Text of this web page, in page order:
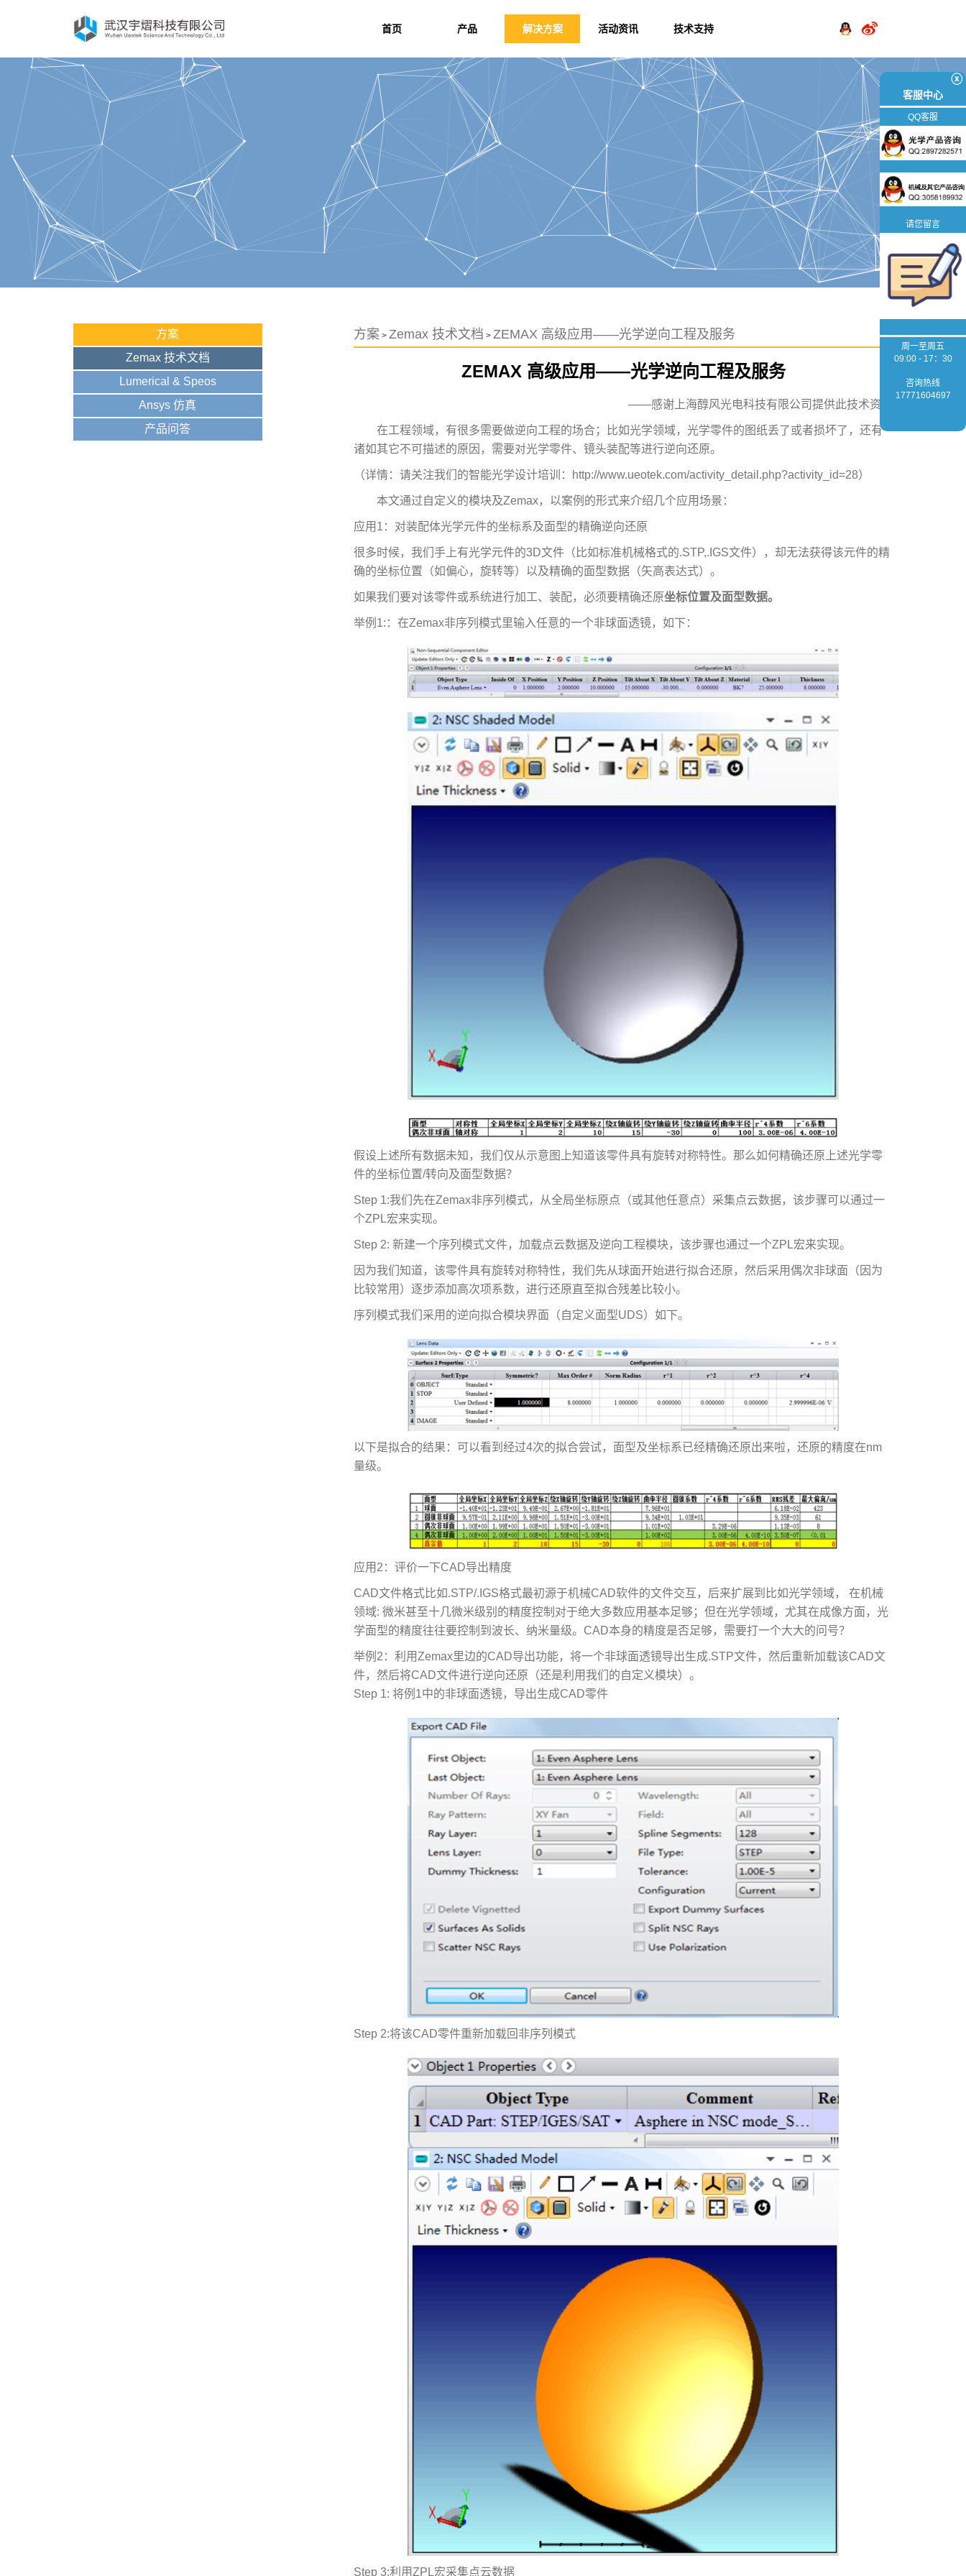
首页 产品 解决方案 活动资讯 技术支持
方案
Zemax 技术文档
Lumerical & Speos
Ansys 仿真
产品问答
方案 > Zemax 技术文档 > ZEMAX 高级应用——光学逆向工程及服务
ZEMAX 高级应用——光学逆向工程及服务
——感谢上海醇风光电科技有限公司提供此技术资料
在工程领域，有很多需要做逆向工程的场合；比如光学领域，光学零件的图纸丢了或者损坏了，还有
诸如其它不可描述的原因，需要对光学零件、镜头装配等进行逆向还原。
（详情：请关注我们的智能光学设计培训：http://www.ueotek.com/activity_detail.php?activity_id=28）
本文通过自定义的模块及Zemax，以案例的形式来介绍几个应用场景：
应用1：对装配体光学元件的坐标系及面型的精确逆向还原
很多时候，我们手上有光学元件的3D文件（比如标准机械格式的.STP,.IGS文件），却无法获得该元件的精
确的坐标位置（如偏心，旋转等）以及精确的面型数据（矢高表达式）。
如果我们要对该零件或系统进行加工、装配，必须要精确还原坐标位置及面型数据。
举例1:：在Zemax非序列模式里输入任意的一个非球面透镜，如下：
假设上述所有数据未知，我们仅从示意图上知道该零件具有旋转对称特性。那么如何精确还原上述光学零
件的坐标位置/转向及面型数据？
Step 1:我们先在Zemax非序列模式，从全局坐标原点（或其他任意点）采集点云数据，该步骤可以通过一
个ZPL宏来实现。
Step 2: 新建一个序列模式文件，加载点云数据及逆向工程模块，该步骤也通过一个ZPL宏来实现。
因为我们知道，该零件具有旋转对称特性，我们先从球面开始进行拟合还原，然后采用偶次非球面（因为
比较常用）逐步添加高次项系数，进行还原直至拟合残差比较小。
序列模式我们采用的逆向拟合模块界面（自定义面型UDS）如下。
以下是拟合的结果：可以看到经过4次的拟合尝试，面型及坐标系已经精确还原出来啦，还原的精度在nm
量级。
应用2：评价一下CAD导出精度
CAD文件格式比如.STP/.IGS格式最初源于机械CAD软件的文件交互，后来扩展到比如光学领域， 在机械
领域: 微米甚至十几微米级别的精度控制对于绝大多数应用基本足够；但在光学领域，尤其在成像方面，光
学面型的精度往往要控制到波长、纳米量级。CAD本身的精度是否足够，需要打一个大大的问号？
举例2：利用Zemax里边的CAD导出功能，将一个非球面透镜导出生成.STP文件，然后重新加载该CAD文
件，然后将CAD文件进行逆向还原（还是利用我们的自定义模块）。
Step 1: 将例1中的非球面透镜，导出生成CAD零件
Step 2:将该CAD零件重新加载回非序列模式
Step 3:利用ZPL宏采集点云数据
ⓧ
客服中心
QQ客服
请您留言
周一至周五
09:00 - 17：30
咨询热线
17771604697